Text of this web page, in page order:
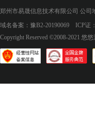
郑州市易晟信息技术有限公司 公司
域名备案： 豫B2-20190069 ICP证：
Copyright Reserved ©2008-2021 悠悠